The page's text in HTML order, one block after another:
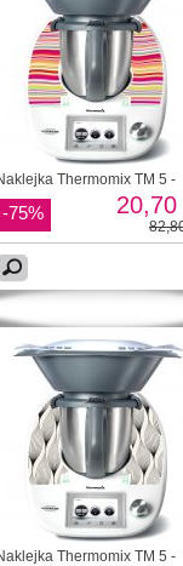
Thermomix TM 5 -
-75% 20,70
Thermomix TM 5 -